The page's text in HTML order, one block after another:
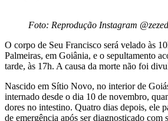
Foto: Reprodução Instagram
O corpo de Seu Francisco será velado às
Palmeiras, em Goiânia, e o sepultamento
tarde, às 17h. A causa da morte não foi
Nascido em Sítio Novo, no interior de
internado desde o dia 10 de novembro,
dores no intestino. Quatro dias depois, ele
de emergência após ser diagnosticado com